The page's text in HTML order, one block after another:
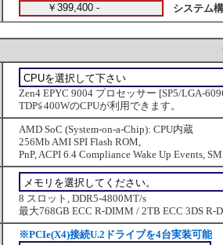
システム
Zen4 EPYC 9004 プロセッサー [SP5/LGA-
TDP≦400WのCPUが利用できます。
AMD SoC (System-on-a-Chip): CPU内蔵
256Mb AMI SPI Flash ROM,
PnP, ACPI 6.4 Compliance Wake Up Events,
8 スロット, DDR5-4800MT/s
最大768GB ECC R-DIMM / 2TB ECC 3DS R-
※PCIe(X4)接続U.2ドライブを4台実装可能